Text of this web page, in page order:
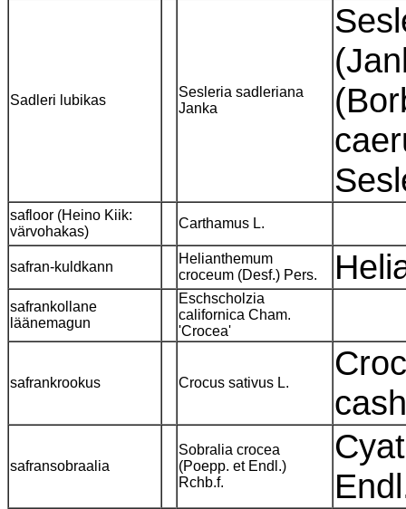
Sadleri lubikas
Sesleria sadleriana
Janka
safloor (Heino Kiik:
värvohakas)
Carthamus L.
safran-kuldkann
Helianthemum
croceum (Desf.) Pers.
safrankollane
läänemagun
Eschscholzia
californica Cham.
'Crocea'
safrankrookus Crocus sativus L.
safransobraalia
Sobralia crocea
(Poepp. et Endl.)
Rchb.f.